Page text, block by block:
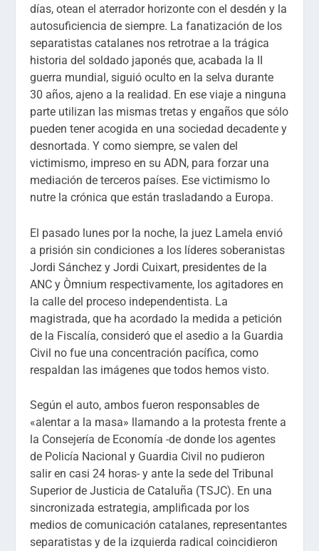
días, otean el aterrador horizonte con el desdén y la
autosuficiencia de siempre. La fanatización de los
separatistas catalanes nos retrotrae a la trágica
historia del soldado japonés que, acabada la II
guerra mundial, siguió oculto en la selva durante
30 años, ajeno a la realidad. En ese viaje a ninguna
parte utilizan las mismas tretas y engaños que sólo
pueden tener acogida en una sociedad decadente y
desnortada. Y como siempre, se valen del
victimismo, impreso en su ADN, para forzar una
mediación de terceros países. Ese victimismo lo
nutre la crónica que están trasladando a Europa.
El pasado lunes por la noche, la juez Lamela envió
a prisión sin condiciones a los líderes soberanistas
Jordi Sánchez y Jordi Cuixart, presidentes de la
ANC y Òmnium respectivamente, los agitadores en
la calle del proceso independentista. La
magistrada, que ha acordado la medida a petición
de la Fiscalía, consideró que el asedio a la Guardia
Civil no fue una concentración pacífica, como
respaldan las imágenes que todos hemos visto.
Según el auto, ambos fueron responsables de
«alentar a la masa» llamando a la protesta frente a
la Consejería de Economía -de donde los agentes
de Policía Nacional y Guardia Civil no pudieron
salir en casi 24 horas- y ante la sede del Tribunal
Superior de Justicia de Cataluña (TSJC). En una
sincronizada estrategia, amplificada por los
medios de comunicación catalanes, representantes
separatistas y de la izquierda radical coincidieron